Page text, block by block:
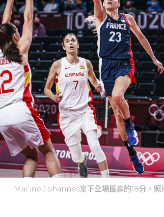
Marine Johannes拿下全場最高的18分。照